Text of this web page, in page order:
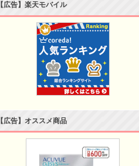
【広告】楽天モバイル
【広告】オススメ商品